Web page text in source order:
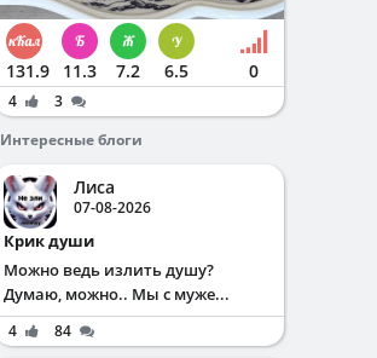
131.9 11.3 7.2 6.5 0
4
3
Интересные блоги
Лиса
07-08-2026
Крик души
Можно ведь излить душу?
Думаю, можно.. Мы с муже...
4 84